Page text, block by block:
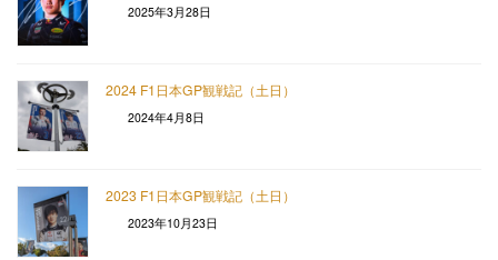
2025年3月28日
2024 F1日本GP観戦記（土日）
2024年4月8日
2023 F1日本GP観戦記（土日）
2023年10月23日